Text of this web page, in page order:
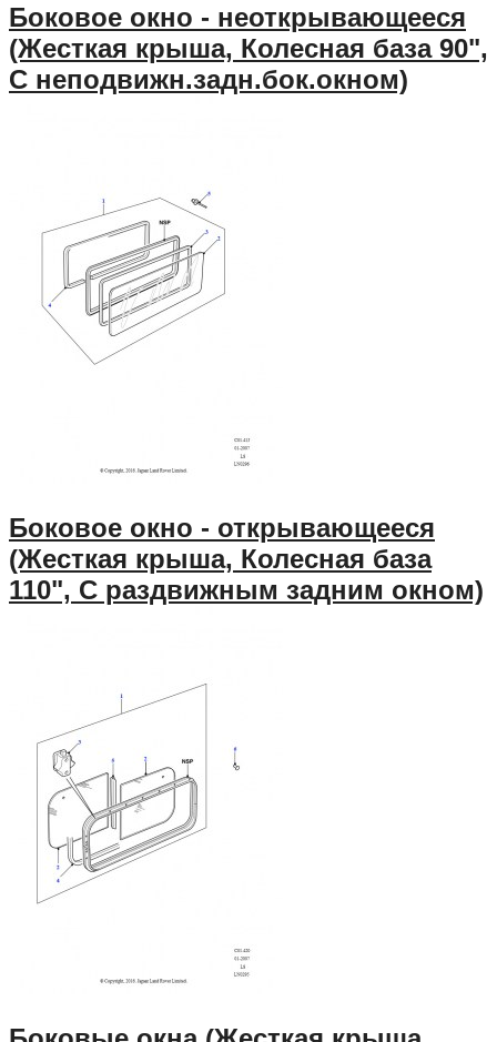
Боковое окно - неоткрывающееся
(Жесткая крыша, Колесная база 90",
С неподвижн.задн.бок.окном)
Боковое окно - открывающееся
(Жесткая крыша, Колесная база
110", С раздвижным задним окном)